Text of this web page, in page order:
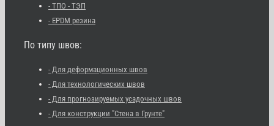
- ТПО - ТЭП
- EPDM резина
По типу швов:
- Для деформационных швов
- Для технологических швов
- Для прогнозируемых усадочных швов
- Для конструкции "Стена в Грунте"